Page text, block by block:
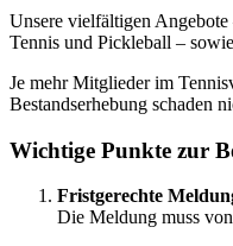
Unsere vielfältigen
Tennis und Pickleball –
Je mehr Mitglieder im
Bestandserhebung schaden
Wichtige Punkte zur
Fristgerechte
Die Meldung muss